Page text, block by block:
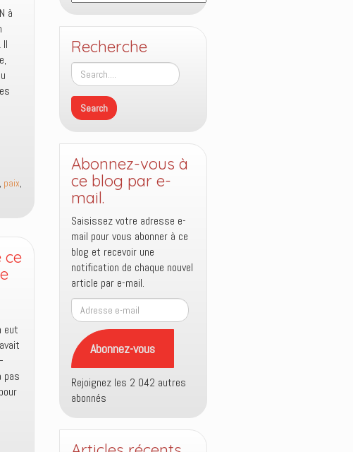
à
, paix,
ce
eut
pas
Recherche
Abonnez-vous à
ce blog par e-
mail.
Saisissez votre adresse e-
mail pour vous abonner à ce
blog et recevoir une
notification de chaque nouvel
article par e-mail.
Adresse
e-
mail
Abonnez-vous
Rejoignez les 2 042 autres
abonnés